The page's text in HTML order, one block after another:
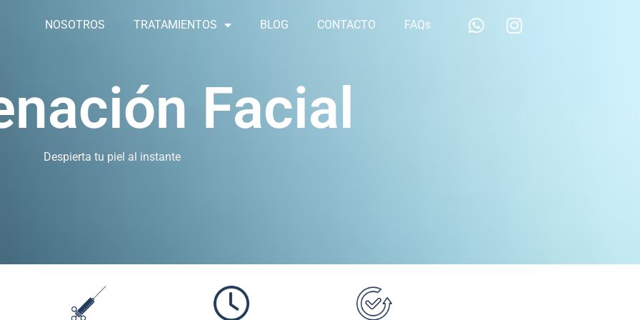
NOSOTROS TRATAMIENTOS BLOG CONTACTO FAQs
Facial
Despierta tu piel al instante